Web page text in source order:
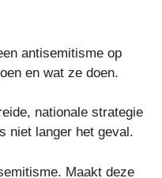
antisemitisme op
en wat ze doen.
nationale strategie
niet langer het geval.
Maakt deze